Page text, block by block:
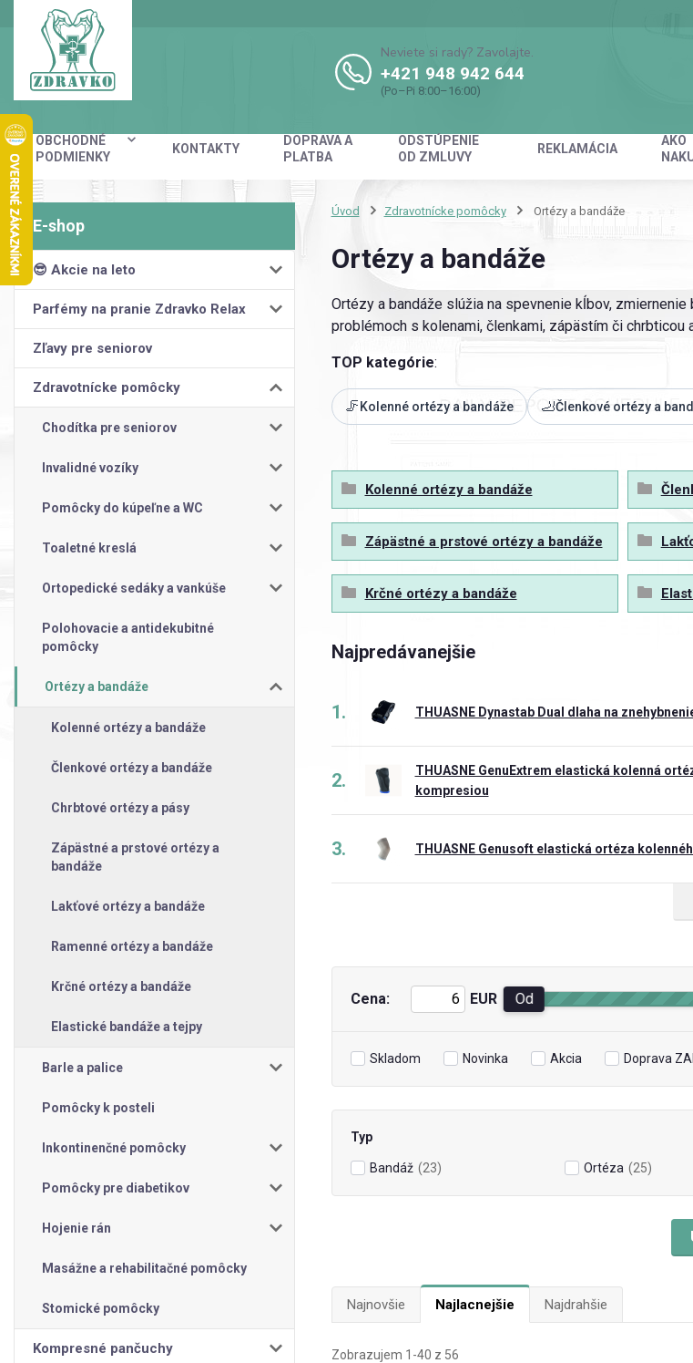
OBCHODNÉ
PODMIENKY
KONTAKTY
DOPRAVA A
PLATBA
ODSTÚPENIE
OD ZMLUVY
REKLAMÁCIA
AKO
Neviete si rady? Zavolajte.
+421 948 942 644
(Po–Pi 8:00–16:00)
😎 Akcie na leto
Parfémy na pranie Zdravko Relax
Zľavy pre seniorov
Zdravotnícke pomôcky
Chodítka pre seniorov
Invalidné vozíky
Pomôcky do kúpeľne a WC
Toaletné kreslá
Ortopedické sedáky a vankúše
Polohovacie a antidekubitné
pomôcky
Ortézy a bandáže
Kolenné ortézy a bandáže
Členkové ortézy a bandáže
Chrbtové ortézy a pásy
Zápästné a prstové ortézy a
bandáže
Lakťové ortézy a bandáže
Ramenné ortézy a bandáže
Krčné ortézy a bandáže
Elastické bandáže a tejpy
Barle a palice
Pomôcky k posteli
Inkontinenčné pomôcky
Pomôcky pre diabetikov
Hojenie rán
Masážne a rehabilitačné pomôcky
Stomické pomôcky
Kompresné pančuchy
Úvod Zdravotnícke pomôcky Ortézy a bandáže
Ortézy a bandáže
Ortézy a bandáže slúžia na spevnenie kĺbov,
problémoch s kolenami, členkami, zápästím či
TOP kategórie:
🦵Kolenné ortézy a bandáže 🦶Členkové ortézy a
Kolenné ortézy a bandáže
Zápästné a prstové ortézy a bandáže
Krčné ortézy a bandáže
Najpredávanejšie
1. THUASNE Dynastab Dual dlaha na
2.
THUASNE GenuExtrem elastická kolenná
kompresiou
3. THUASNE Genusoft elastická ortéza
Cena: EUR Od
Skladom Novinka Akcia Doprava
Typ
Bandáž (23) Ortéza (25)
Najnovšie Najlacnejšie Najdrahšie
Zobrazujem 1-40 z 56